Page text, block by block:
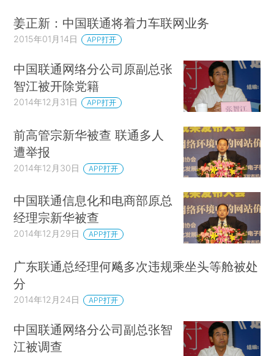
姜正新：中国联通将着力车联网业务
2015年01月14日 APP打开
中国联通网络分公司原副总张
智江被开除党籍
2014年12月31日 APP打开
前高管宗新华被查 联通多人
遭举报
2014年12月30日 APP打开
中国联通信息化和电商部原总
经理宗新华被查
2014年12月29日 APP打开
广东联通总经理何飚多次违规乘坐头等舱被处
分
2014年12月24日 APP打开
中国联通网络分公司副总张智
江被调查